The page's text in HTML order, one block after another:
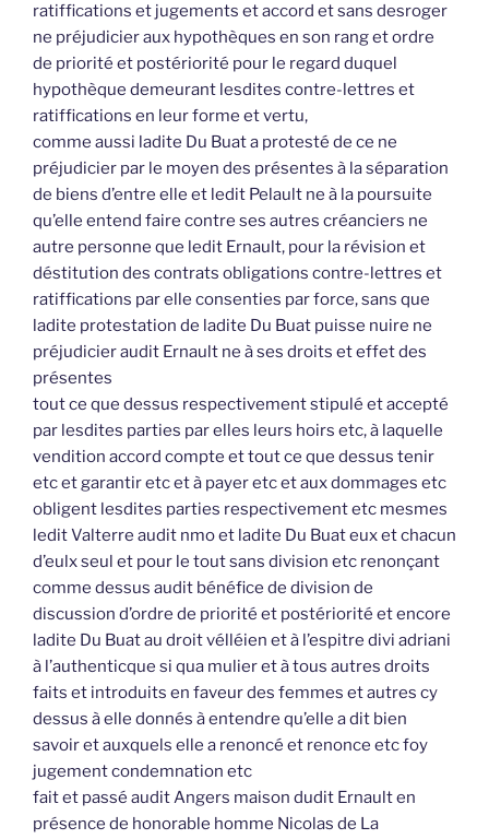
ratiffications et jugements et accord et sans desroger
ne préjudicier aux hypothèques en son rang et ordre
de priorité et postériorité pour le regard duquel
hypothèque demeurant lesdites contre-lettres et
ratiffications en leur forme et vertu,
comme aussi ladite Du Buat a protesté de ce ne
préjudicier par le moyen des présentes à la séparation
de biens d’entre elle et ledit Pelault ne à la poursuite
qu’elle entend faire contre ses autres créanciers ne
autre personne que ledit Ernault, pour la révision et
déstitution des contrats obligations contre-lettres et
ratiffications par elle consenties par force, sans que
ladite protestation de ladite Du Buat puisse nuire ne
préjudicier audit Ernault ne à ses droits et effet des
présentes
tout ce que dessus respectivement stipulé et accepté
par lesdites parties par elles leurs hoirs etc, à laquelle
vendition accord compte et tout ce que dessus tenir
etc et garantir etc et à payer etc et aux dommages etc
obligent lesdites parties respectivement etc mesmes
ledit Valterre audit nmo et ladite Du Buat eux et chacun
d’eulx seul et pour le tout sans division etc renonçant
comme dessus audit bénéfice de division de
discussion d’ordre de priorité et postériorité et encore
ladite Du Buat au droit vélléien et à l’espitre divi adriani
à l’authenticque si qua mulier et à tous autres droits
faits et introduits en faveur des femmes et autres cy
dessus à elle donnés à entendre qu’elle a dit bien
savoir et auxquels elle a renoncé et renonce etc foy
jugement condemnation etc
fait et passé audit Angers maison dudit Ernault en
présence de honorable homme Nicolas de La